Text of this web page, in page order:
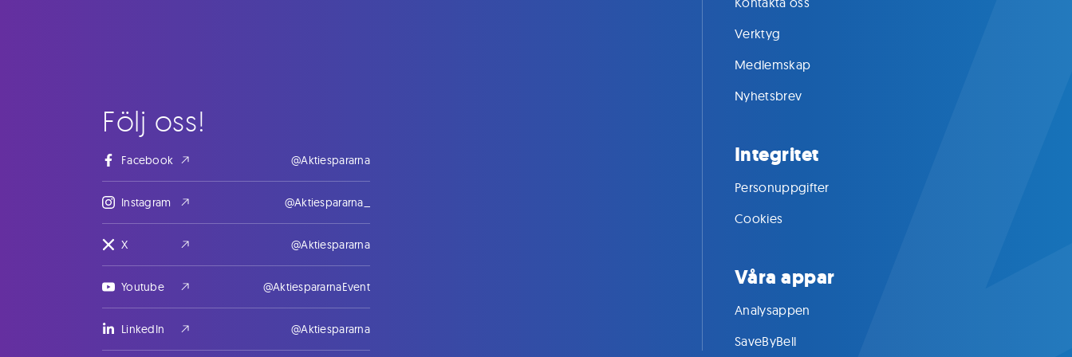
Följ oss!
Facebook @Aktiespararna
Instagram @Aktiespararna_
X @Aktiespararna
Youtube @AktiespararnaEvent
LinkedIn @Aktiespararna
Verktyg
Medlemskap
Nyhetsbrev
Integritet
Personuppgifter
Cookies
Våra appar
Analysappen
SaveByBell